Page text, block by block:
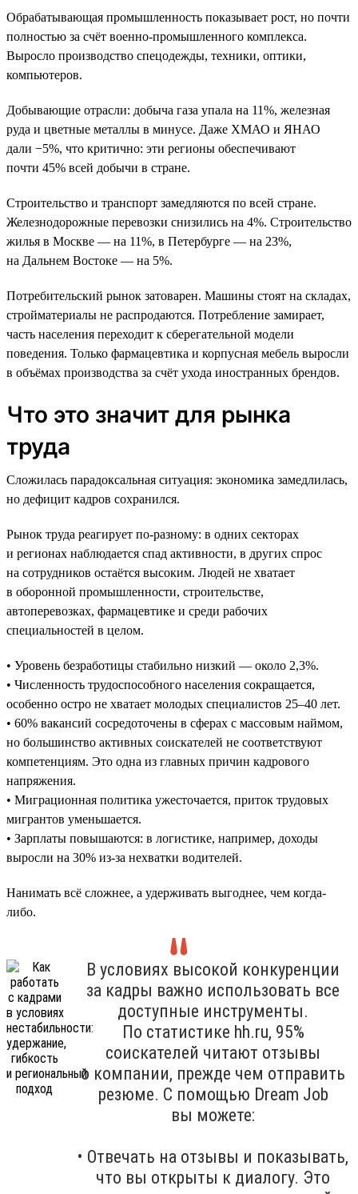
Обрабатывающая промышленность показывает рост, но почти
полностью за счёт военно-промышленного комплекса.
Выросло производство спецодежды, техники, оптики,
компьютеров.
Добывающие отрасли: добыча газа упала на 11%, железная
руда и цветные металлы в минусе. Даже ХМАО и ЯНАО
дали −5%, что критично: эти регионы обеспечивают
почти 45% всей добычи в стране.
Строительство и транспорт замедляются по всей стране.
Железнодорожные перевозки снизились на 4%. Строительство
жилья в Москве — на 11%, в Петербурге — на 23%,
на Дальнем Востоке — на 5%.
Потребительский рынок затоварен. Машины стоят на складах,
стройматериалы не распродаются. Потребление замирает,
часть населения переходит к сберегательной модели
поведения. Только фармацевтика и корпусная мебель выросли
в объёмах производства за счёт ухода иностранных брендов.
Что это значит для рынка
труда
Сложилась парадоксальная ситуация: экономика замедлилась,
но дефицит кадров сохранился.
Рынок труда реагирует по-разному: в одних секторах
и регионах наблюдается спад активности, в других спрос
на сотрудников остаётся высоким. Людей не хватает
в оборонной промышленности, строительстве,
автоперевозках, фармацевтике и среди рабочих
специальностей в целом.
• Уровень безработицы стабильно низкий — около 2,3%.
• Численность трудоспособного населения сокращается,
особенно остро не хватает молодых специалистов 25–40 лет.
• 60% вакансий сосредоточены в сферах с массовым наймом,
но большинство активных соискателей не соответствуют
компетенциям. Это одна из главных причин кадрового
напряжения.
• Миграционная политика ужесточается, приток трудовых
мигрантов уменьшается.
• Зарплаты повышаются: в логистике, например, доходы
выросли на 30% из-за нехватки водителей.
Нанимать всё сложнее, а удерживать выгоднее, чем когда-
либо.
В условиях высокой конкуренции
за кадры важно использовать все
доступные инструменты.
По статистике hh.ru, 95%
соискателей читают отзывы
о компании, прежде чем отправить
резюме. С помощью Dream Job
вы можете:
• Отвечать на отзывы и показывать,
что вы открыты к диалогу. Это